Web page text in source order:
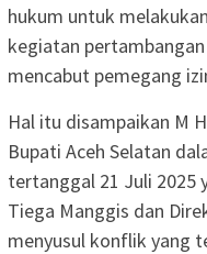
hukum untuk
kegiatan
mencabut pemegang
Hal itu disampaikan M
Bupati Aceh Selatan
tertanggal 21 Juli 2025
Tiega Manggis dan
menyusul konflik yang